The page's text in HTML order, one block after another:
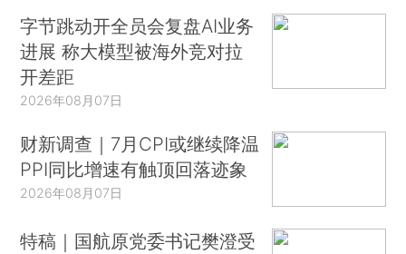
字节跳动开全员会复盘AI业务
进展 称大模型被海外竞对拉
开差距
2026年08月07日
财新调查｜7月CPI或继续降温
PPI同比增速有触顶回落迹象
2026年08月07日
特稿｜国航原党委书记樊澄受